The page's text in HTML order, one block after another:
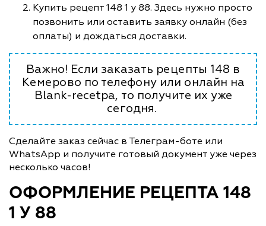
Купить рецепт 148 1 у 88. Здесь нужно просто
позвонить или оставить заявку онлайн (без
оплаты) и дождаться доставки.
Важно! Если заказать рецепты 148 в
Кемерово по телефону или онлайн на
Blank-recetpa, то получите их уже
сегодня.
Сделайте заказ сейчас в Телеграм-боте или
WhatsApp и получите готовый документ уже через
несколько часов!
ОФОРМЛЕНИЕ РЕЦЕПТА 148
1 У 88